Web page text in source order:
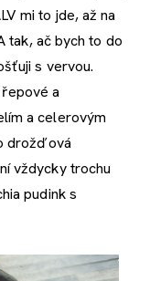
mi to jde, až na
tak, ač bych to do
s vervou.
a
a celerovým
drožďová
vždycky trochu
pudink s